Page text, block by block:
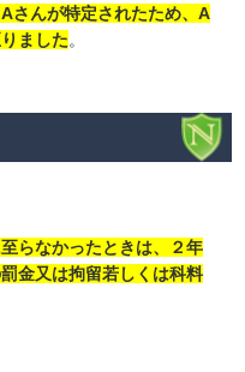
さんが特定されたため、A
ました。
らなかったときは、２年
金又は拘留若しくは科料